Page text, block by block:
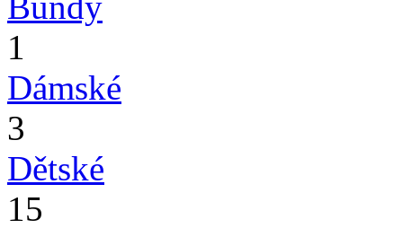
1
Dámské
3
Dětské
15